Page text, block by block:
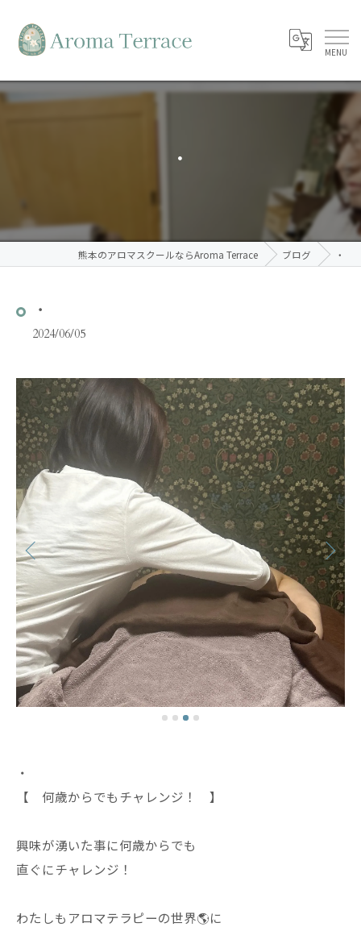
・
熊本のアロマスクールならAroma Terrace ブログ ・
・
2024/06/05
・
【 何歳からでもチャレンジ！ 】
興味が湧いた事に何歳からでも
直ぐにチャレンジ！
わたしもアロマテラピーの世界🌎に